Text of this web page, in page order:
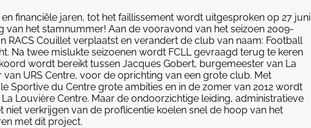
financiële jaren, tot het faillissement wordt uitgesproken op 27 juni
van het stamnummer! Aan de vooravond van het seizoen 2009-
RACS Couillet verplaatst en verandert de club van naam: Football
Na twee mislukte seizoenen wordt FCLL gevraagd terug te keren
wordt bereikt tussen Jacques Gobert, burgemeester van La
URS Centre, voor de oprichting van een grote club. Met
Sportive du Centre grote ambities en in de zomer van 2012 wordt
Louvière Centre. Maar de ondoorzichtige leiding, administratieve
niet verkrijgen van de proflicentie koelen snel de hoop van het
met dit project.